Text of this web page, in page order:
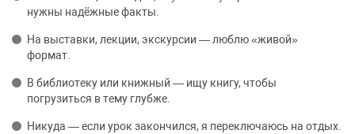
нужны надёжные факты.
На выставки, лекции, экскурсии — люблю «живой»
формат.
В библиотеку или книжный — ищу книгу, чтобы
погрузиться в тему глубже.
Никуда — если урок закончился, я переключаюсь на отдых.